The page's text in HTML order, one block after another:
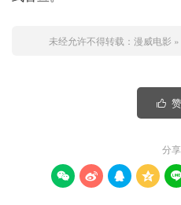
未经允许不得转载： 漫威电影 »

分
    